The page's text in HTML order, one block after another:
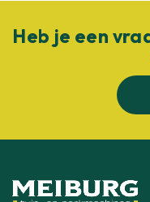
Heb je een